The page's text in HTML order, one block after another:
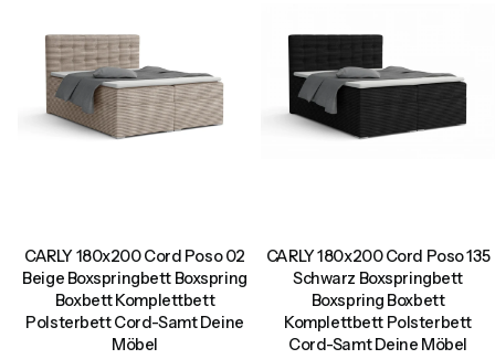
CARLY 180x200 Cord Poso 02
Beige Boxspringbett Boxspring
Boxbett Komplettbett
Polsterbett Cord-Samt Deine
Möbel
CARLY 180x200 Cord Poso 135
Schwarz Boxspringbett
Boxspring Boxbett
Komplettbett Polsterbett
Cord-Samt Deine Möbel